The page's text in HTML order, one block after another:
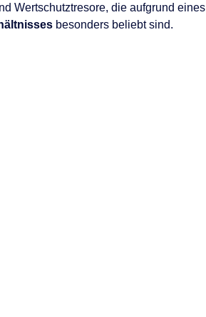
Wertschutztresore, die aufgrund eines
besonders beliebt sind.